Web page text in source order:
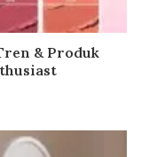
& Produk